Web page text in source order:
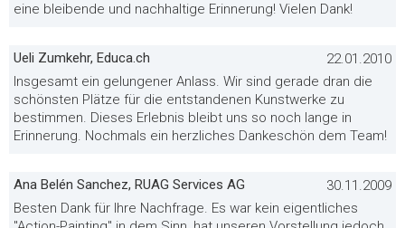
eine bleibende und nachhaltige Erinnerung! Vielen Dank!
Ueli Zumkehr, Educa.ch
22.01.2010
Insgesamt ein gelungener Anlass. Wir sind gerade dran die
schönsten Plätze für die entstandenen Kunstwerke zu
bestimmen. Dieses Erlebnis bleibt uns so noch lange in
Erinnerung. Nochmals ein herzliches Dankeschön dem Team!
Ana Belén Sanchez, RUAG Services AG
30.11.2009
Besten Dank für Ihre Nachfrage. Es war kein eigentliches